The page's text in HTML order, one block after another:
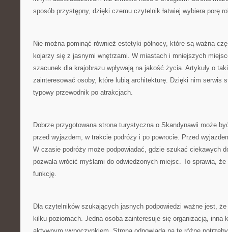
sposób przystępny, dzięki czemu czytelnik łatwiej wybiera porę
Nie można pominąć również estetyki północy, które są ważną
kojarzy się z jasnymi wnętrzami. W miastach i mniejszych
szacunek dla krajobrazu wpływają na jakość życia. Artykuły o
zainteresować osoby, które lubią architekturę. Dzięki nim serwis
typowy przewodnik po atrakcjach.
Dobrze przygotowana strona turystyczna o Skandynawii może
przed wyjazdem, w trakcie podróży i po powrocie. Przed
W czasie podróży może podpowiadać, gdzie szukać ciekawych
pozwala wrócić myślami do odwiedzonych miejsc. To sprawia,
funkcję.
Dla czytelników szukających jasnych podpowiedzi ważne jest,
kilku poziomach. Jedna osoba zainteresuje się organizacją, inna